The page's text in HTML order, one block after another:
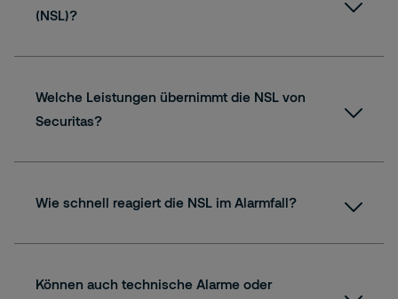
(NSL)?
Welche Leistungen übernimmt die NSL von
Securitas?
Wie schnell reagiert die NSL im Alarmfall?
Können auch technische Alarme oder